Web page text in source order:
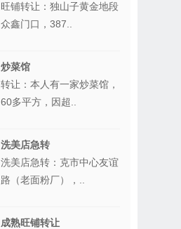
旺铺转让：独山子黄金地段
众鑫门口，387..
炒菜馆
转让：本人有一家炒菜馆，
60多平方，因超..
洗美店急转
洗美店急转：克市中心友谊
路（老面粉厂），..
成熟旺铺转让